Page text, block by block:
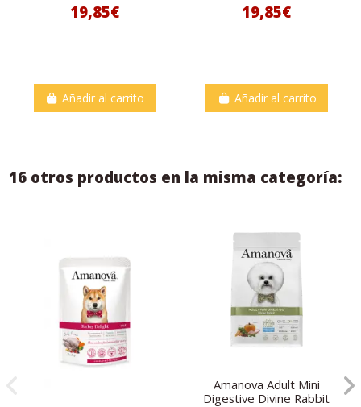
19,85€
Añadir al carrito
19,85€
Añadir al carrito
16 otros productos en la misma categoría:
Amanova Adult Mini
Digestive Divine Rabbit